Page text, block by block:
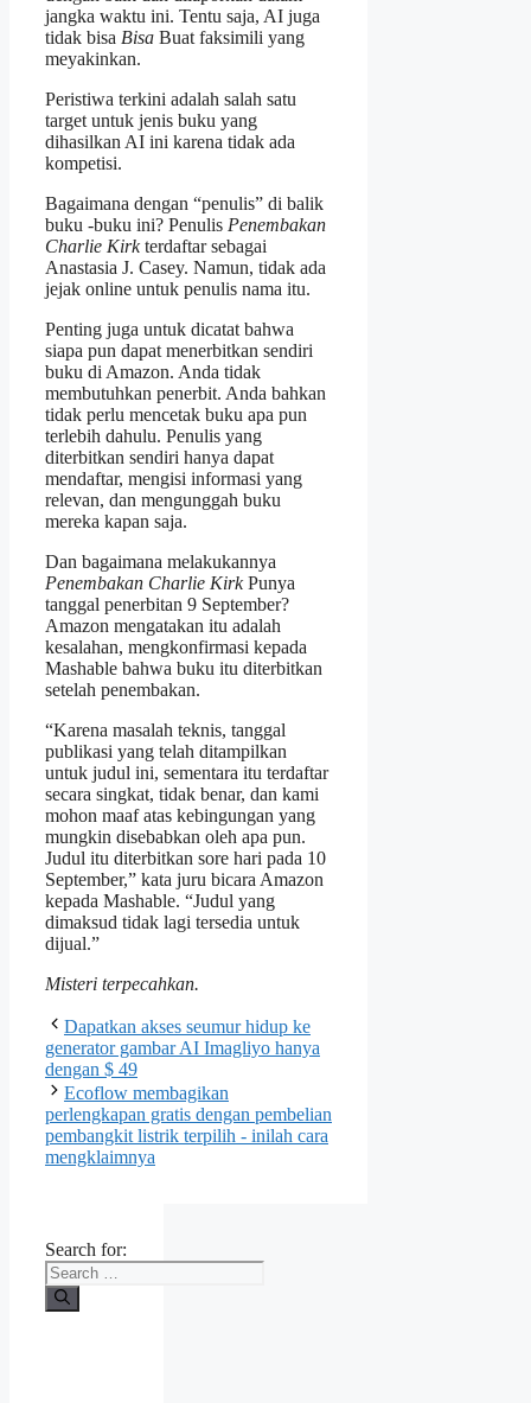
jangka waktu ini. Tentu saja, AI juga
tidak bisa Bisa Buat faksimili yang
meyakinkan.
Peristiwa terkini adalah salah satu
target untuk jenis buku yang
dihasilkan AI ini karena tidak ada
kompetisi.
Bagaimana dengan “penulis” di balik
buku -buku ini? Penulis Penembakan
Charlie Kirkterdaftar sebagai
Anastasia J. Casey. Namun, tidak ada
jejak online untuk penulis nama itu.
Penting juga untuk dicatat bahwa
siapa pun dapat menerbitkan sendiri
buku di Amazon. Anda tidak
membutuhkan penerbit. Anda bahkan
tidak perlu mencetak buku apa pun
terlebih dahulu. Penulis yang
diterbitkan sendiri hanya dapat
mendaftar, mengisi informasi yang
relevan, dan mengunggah buku
mereka kapan saja.
Dan bagaimana melakukannya
Penembakan Charlie KirkPunya
tanggal penerbitan 9 September?
Amazon mengatakan itu adalah
kesalahan, mengkonfirmasi kepada
Mashable bahwa buku itu diterbitkan
setelah penembakan.
“Karena masalah teknis, tanggal
publikasi yang telah ditampilkan
untuk judul ini, sementara itu terdaftar
secara singkat, tidak benar, dan kami
mohon maaf atas kebingungan yang
mungkin disebabkan oleh apa pun.
Judul itu diterbitkan sore hari pada 10
September,” kata juru bicara Amazon
kepada Mashable. “Judul yang
dimaksud tidak lagi tersedia untuk
dijual.”
Misteri terpecahkan.
Dapatkan akses seumur hidup ke
generator gambar AI Imagliyo hanya
dengan $ 49
Ecoflow membagikan
perlengkapan gratis dengan pembelian
pembangkit listrik terpilih - inilah cara
mengklaimnya
Search for: